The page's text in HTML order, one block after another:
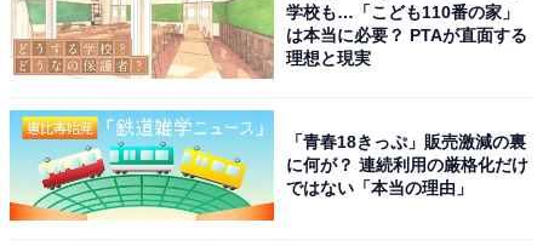
学校も…「こども110番の家」
は本当に必要？ PTAが直面する
理想と現実
「青春18きっぷ」販売激減の裏
に何が？ 連続利用の厳格化だけ
ではない「本当の理由」